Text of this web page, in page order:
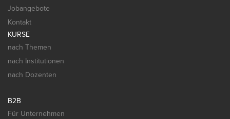
Jobangebote
Kontakt
KURSE
nach Themen
nach Institutionen
nach Dozenten
B2B
Für Unternehmen